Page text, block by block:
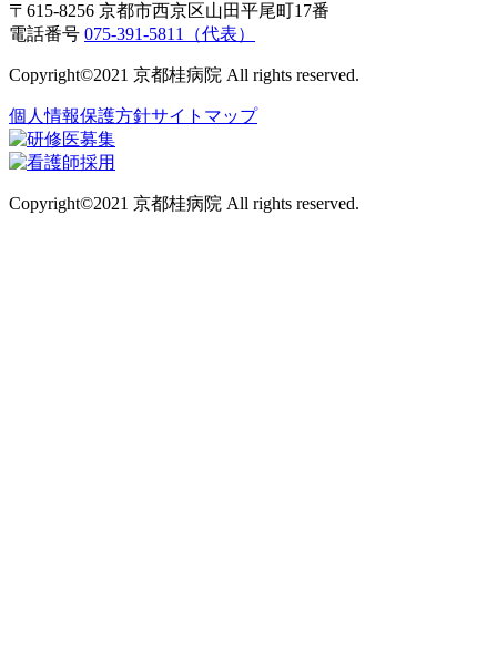
〒615-8256 京都市西京区山田平尾町17番
電話番号 075-391-5811（代表）
Copyright©2021 京都桂病院 All rights reserved.
個人情報保護方針サイトマップ
Copyright©2021 京都桂病院 All rights reserved.